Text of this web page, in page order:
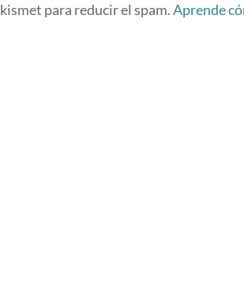
para reducir el spam.Aprende